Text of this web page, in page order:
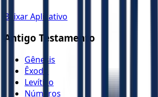
Baixar Aplicativo
Antigo Testamento
Gênesis
Êxodo
Levítico
Números